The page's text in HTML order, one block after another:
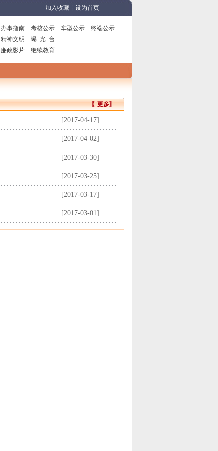
加入收藏 ┊ 设为首页
办事指南 考核公示 车型公示
终端公示
精神文明 曝 光 台
廉政影片 继续教育
〖更多〗
[2017-04-17]
[2017-04-02]
[2017-03-30]
[2017-03-25]
[2017-03-17]
[2017-03-01]